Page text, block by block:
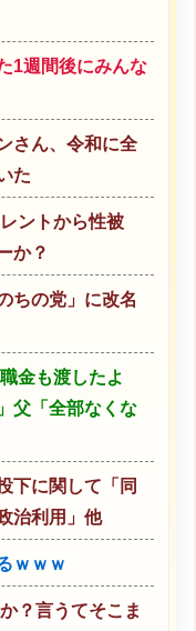
1週間後にみんな
さん、令和に全
た
ントから性被
か？
ちの党」に改名
金も渡したよ
父「全部なくな
下に関して「同
治利用」他
ｗｗｗ
？言うてそこま